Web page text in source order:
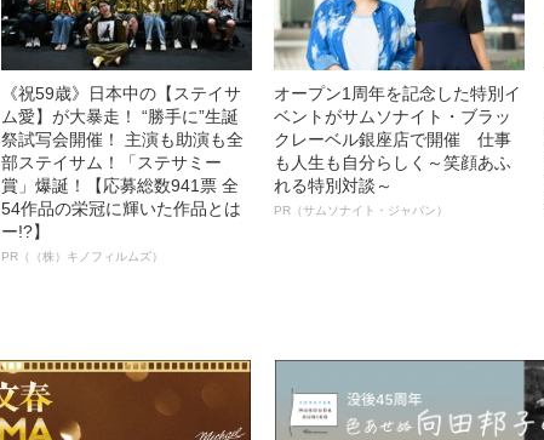
《祝59歳》日本中の【ステイサ
ム愛】が大暴走！ “勝手に”生誕
祭試写会開催！ 主演も助演も全
部ステイサム！「ステサミー
賞」爆誕！【応募総数941票 全
54作品の栄冠に輝いた作品とは
ー!?】
PR（（株）キノフィルムズ）
オープン1周年を記念した特別イ
ベントがサムソナイト・ブラッ
クレーベル銀座店で開催 仕事
も人生も自分らしく～笑顔あふ
れる特別対談～
PR（サムソナイト・ジャパン）